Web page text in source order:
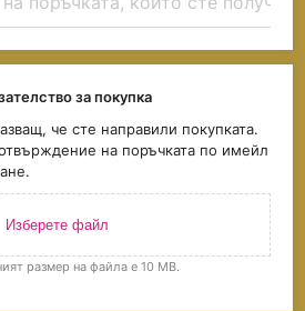
за покупка
че сте направили покупката.
на поръчката по имейл
Изберете файл
размер на файла е 10 MB.